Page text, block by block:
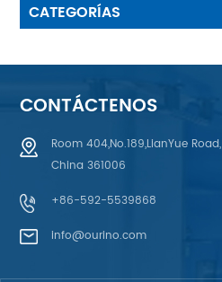
CATEGORÍAS
CONTÁCTENOS
Room 404,No.189,LianYue
China 361006
+86-592-5539868
info@ourino.com